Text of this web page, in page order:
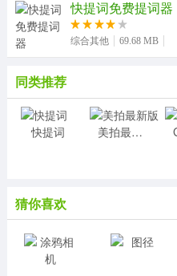
1、适用于明星演唱会
2、悬浮提词搭配抖音
台手机边拍边提词
3、优化提词的字体显
4、快提词可以直接方
台词
5、帮助你节省视频的
1、这几年自媒体行业
以及直播的时候都需要有
突然卡住就非常不好了，
够适应手机大小，自定义
快提词免费提词器
综合其他 69.68 MB
同类推荐
快提词 美拍最新版
猜你喜欢